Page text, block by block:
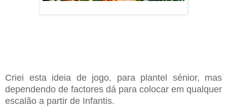
Criei esta ideia de jogo, para plantel sénior, mas
dependendo de factores dá para colocar em qualquer
escalão a partir de Infantis.